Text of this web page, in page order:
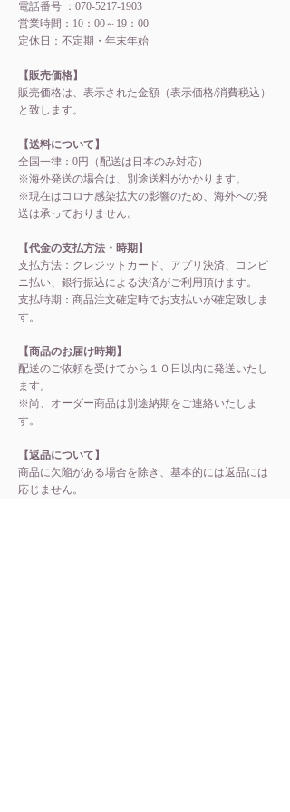
電話番号 ：070-5217-1903
営業時間：10：00～19：00
定休日：不定期・年末年始​
【販売価格】
販売価格は、表示された金額（表示価格/消費税込）
と致します。
【送料について】
全国一律：0円（配送は日本のみ対応）
※海外発送の場合は、別途送料がかかります。
※現在はコロナ感染拡大の影響のため、海外への発
送は承っておりません。
【代金の支払方法・時期】
支払方法：クレジットカード、アプリ決済、コンビ
ニ払い、銀行振込による決済がご利用頂けます。
支払時期：商品注文確定時でお支払いが確定致しま
す。
【商品のお届け時期】
配送のご依頼を受けてから１０日以内に発送いたし
ます。
※尚、オーダー商品は別途納期をご連絡いたしま
す。
【返品について】
商品に欠陥がある場合を除き、基本的には返品には
応じません。